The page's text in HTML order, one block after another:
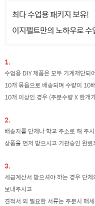
최다 수업용 패키지 보유!
이지펠트만의 노하우로
1.
수업용 DIY 제품은 모두 기계재단되
10개 묶음으로 배송되며 수량이 10
10개 이상인 경우 (주문수량 X 한개
2.
배송지를 단체나 학교 주소로 해 주
상품을 먼저 받으시고 기관승인 완
3.
세금계산서 받으셔야 하는 경우 단
보내주시고
견적서 외 필요한 서류는 주문시 매